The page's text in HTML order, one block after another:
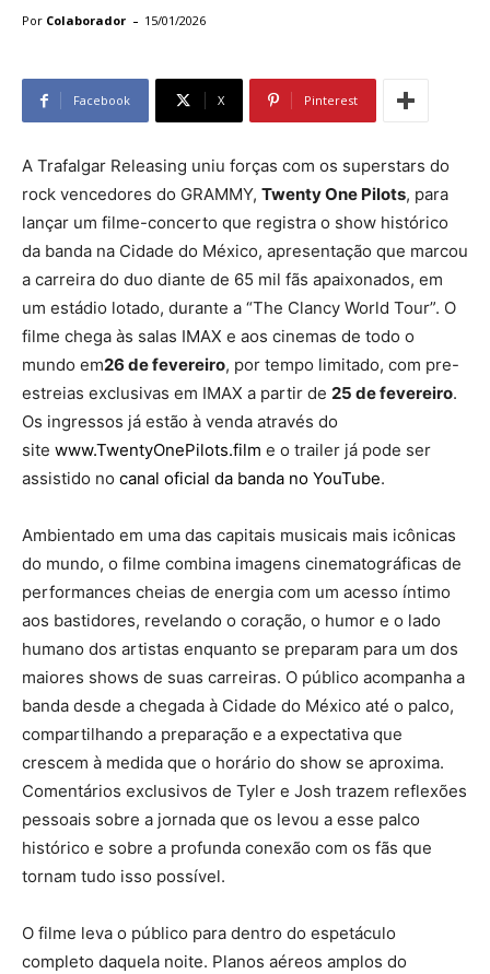
Por Colaborador - 15/01/2026
Facebook X Pinterest
A Trafalgar Releasing uniu forças com os superstars do
rock vencedores do GRAMMY, Twenty One Pilots, para
lançar um filme-concerto que registra o show histórico
da banda na Cidade do México, apresentação que marcou
a carreira do duo diante de 65 mil fãs apaixonados, em
um estádio lotado, durante a “The Clancy World Tour”. O
filme chega às salas IMAX e aos cinemas de todo o
mundo em26 de fevereiro, por tempo limitado, com pre-
estreias exclusivas em IMAX a partir de 25 de fevereiro.
Os ingressos já estão à venda através do
site www.TwentyOnePilots.film e o trailer já pode ser
assistido no canal oficial da banda no YouTube.
Ambientado em uma das capitais musicais mais icônicas
do mundo, o filme combina imagens cinematográficas de
performances cheias de energia com um acesso íntimo
aos bastidores, revelando o coração, o humor e o lado
humano dos artistas enquanto se preparam para um dos
maiores shows de suas carreiras. O público acompanha a
banda desde a chegada à Cidade do México até o palco,
compartilhando a preparação e a expectativa que
crescem à medida que o horário do show se aproxima.
Comentários exclusivos de Tyler e Josh trazem reflexões
pessoais sobre a jornada que os levou a esse palco
histórico e sobre a profunda conexão com os fãs que
tornam tudo isso possível.
O filme leva o público para dentro do espetáculo
completo daquela noite. Planos aéreos amplos do